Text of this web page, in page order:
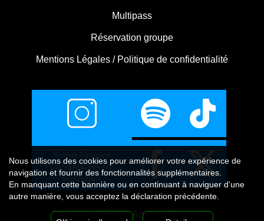
Multipass
Réservation groupe
Mentions Légales / Politique de confidentialité
Suivez l'agence
CASSANDRA sur
Instagram
Copyright © 2026 - Agence Cassandra
Nous utilisons des cookies pour améliorer votre expérience de
navigation et fournir des fonctionnalités supplémentaires.
En manquant cette bannière ou en continuant à naviguer d'une
autre manière, vous acceptez la déclaration précédente.